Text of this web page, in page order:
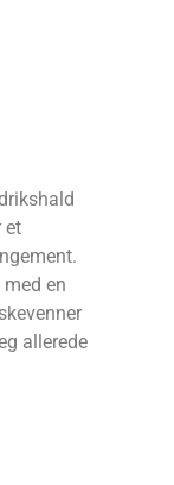
et
en
allerede